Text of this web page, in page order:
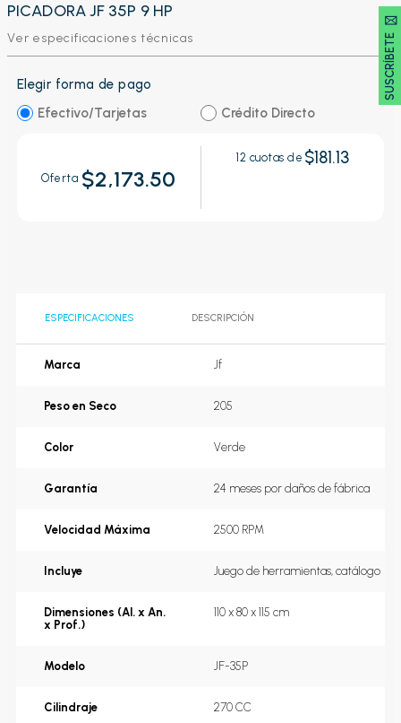
SUSCRÍBETE 🖂
PICADORA JF 35P 9 HP
Ver especificaciones técnicas
Elegir forma de pago
Efectivo/Tarjetas
Crédito Directo
Oferta $2,173.50
12 cuotas de $181.13
ESPECIFICACIONES DESCRIPCIÓN
Marca Jf
Peso en Seco 205
Color Verde
Garantía 24 meses por daños de fábrica
Velocidad Máxima 2500 RPM
Incluye Juego de herramientas, catálogo
Dimensiones (Al. x An.
x Prof.)
110 x 80 x 115 cm
Modelo JF-35P
Cilindraje 270 CC